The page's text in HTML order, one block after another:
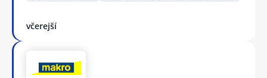
včerejší